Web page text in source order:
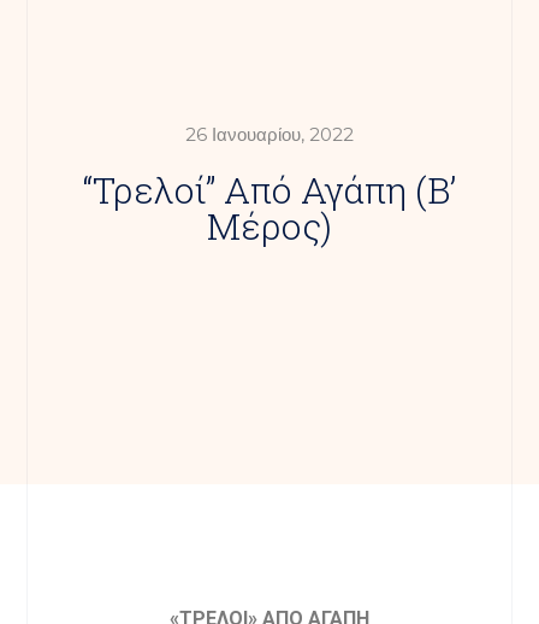
26 Ιανουαρίου, 2022
“Τρελοί” Από Αγάπη (Β’
Μέρος)
«ΤΡΕΛΟΙ» ΑΠΟ ΑΓΑΠΗ